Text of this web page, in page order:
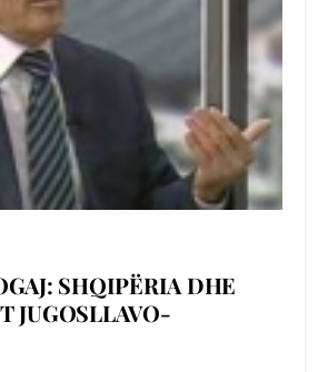
SHQIPËRIA DHE
JUGOSLLAVO-